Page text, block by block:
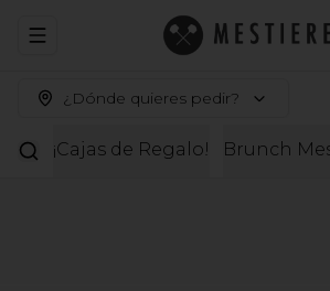
Abrir menu de navegación
¿Dónde quieres pedir?
¡Cajas de Regalo! Brunch